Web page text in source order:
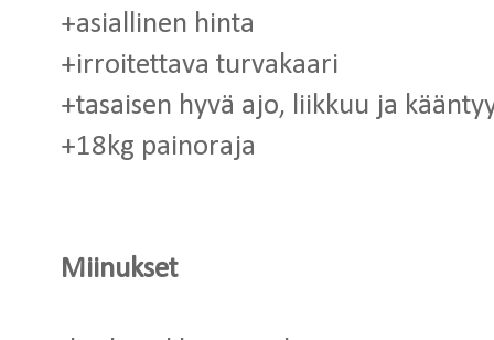
+asiallinen hinta
+irroitettava turvakaari
+tasaisen hyvä ajo, liikkuu ja
+18kg painoraja
Miinukset